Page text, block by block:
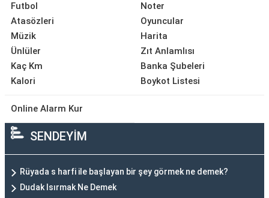
Futbol
Atasözleri
Müzik
Ünlüler
Kaç Km
Kalori
Noter
Oyuncular
Harita
Zıt Anlamlısı
Banka Şubeleri
Boykot Listesi
Online Alarm Kur
SENDEYİM
Rüyada s harfi ile başlayan bir şey görmek ne demek?
Dudak Isırmak Ne Demek